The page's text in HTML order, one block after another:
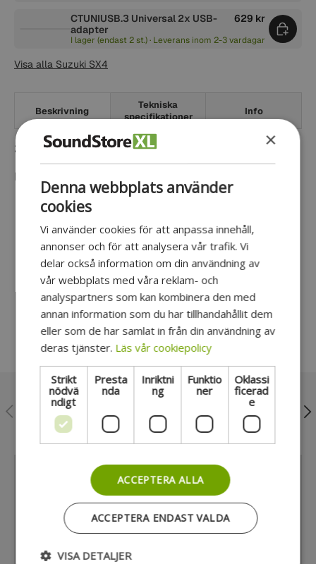
CTUNIUSB.3 Universal 2x USB-
adapter
629 kr
I lager (endast 2 st.) · Leverans inom 2-3 vardagar
Visa alla Suzuki SX4
Beskrivning
Tekniska
specifikationer
Info
2-Din monteringsram för Suzuki
Passar följande modeller:
Suzuki SX4 2006-
Kundrecensioner
Var först med att skriva en recension
Föregående Nordens största musikbutik
×
Denna webbplats använder
cookies
Vi använder cookies för att anpassa innehåll,
annonser och för att analysera vår trafik. Vi
delar också information om din användning av
vår webbplats med våra reklam- och
analyspartners som kan kombinera den med
annan information som du har tillhandahållit dem
eller som de har samlat in från din användning av
deras tjänster. Läs vår cookiepolicy
Strikt
nödvä
ndigt
Presta
nda
Inriktni
ng
Funktio
ner
Oklassi
ficerad
e
ACCEPTERA ALLA
ACCEPTERA ENDAST VALDA
VISA DETALJER